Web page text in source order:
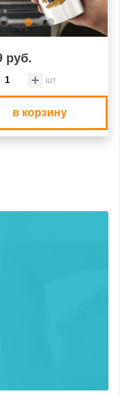
руб.
шт
в корзину